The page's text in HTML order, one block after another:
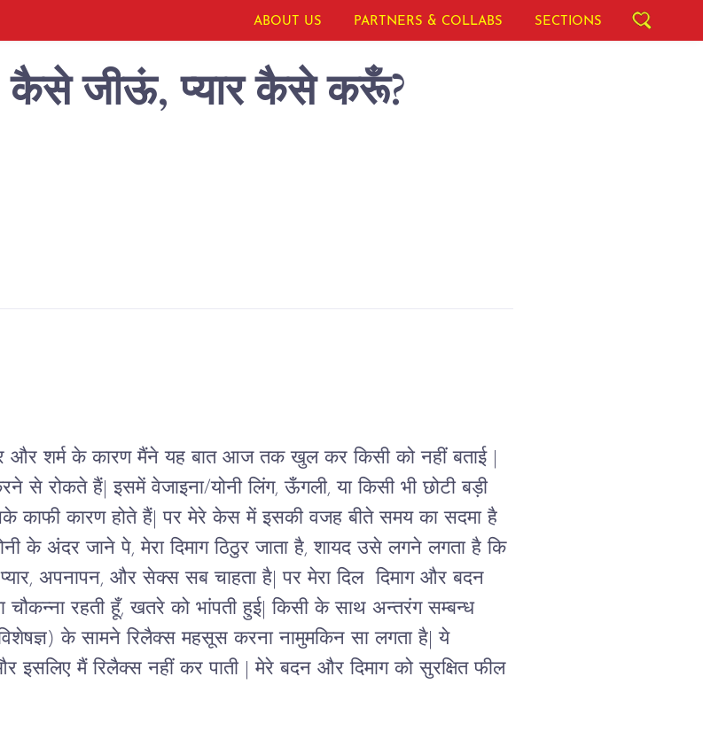
ABOUT US PARTNERS & COLLABS SECTIONS
कैसे जीऊं, प्यार कैसे करूँ?
और शर्म के कारण मैंने यह बात आज तक खुल कर किसी को नहीं बताई
से रोकते हैं| इसमें वेजाइना/योनी लिंग, ऊँगली, या किसी भी छोटी बड़ी
काफी कारण होते हैं| पर मेरे केस में इसकी वजह बीते समय का सदमा है
के अंदर जाने पे, मेरा दिमाग ठिठुर जाता है, शायद उसे लगने लगता है कि
प्यार, अपनापन, और सेक्स सब चाहता है| पर मेरा दिल  दिमाग और बदन
चौकन्ना रहती हूँ, खतरे को भांपती हुई| किसी के साथ अन्तरंग सम्बन्ध
विशेषज्ञ) के सामने रिलैक्स महसूस करना नामुमकिन सा लगता है| ये
इसलिए मैं रिलैक्स नहीं कर पाती
| मेरे बदन और दिमाग को सुरक्षित फील